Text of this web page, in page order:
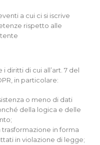
a cui ci si iscrive
rispetto alle
diritti di cui all’art. 7 del
in particolare:
o meno di dati
della logica e delle
in forma
in violazione di legge;